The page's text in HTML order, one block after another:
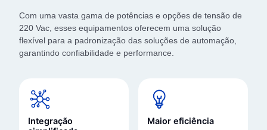
Com uma vasta gama de potências e opções de tensão de
220 Vac, esses equipamentos oferecem uma solução
flexível para a padronização das soluções de automação,
garantindo confiabilidade e performance.
Integração
Maior eficiência